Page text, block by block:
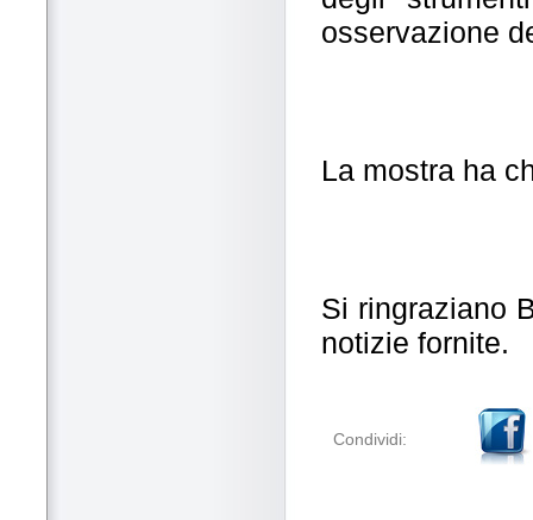
osservazione
La mostra ha
Si ringraziano
notizie fornite.
Condividi: